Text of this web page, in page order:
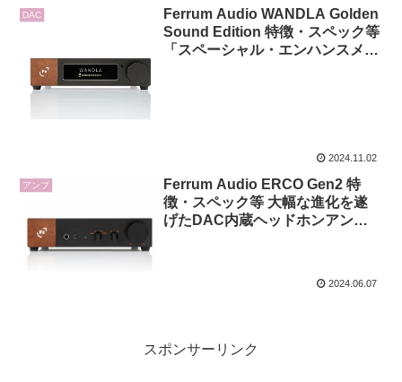
DAC
Ferrum Audio WANDLA Golden
Sound Edition 特徴・スペック等
「スペーシャル・エンハンスメン
2024.11.02
アンプ
Ferrum Audio ERCO Gen2 特
徴・スペック等 大幅な進化を遂
げたDAC内蔵ヘッドホンアンプ/
2024.06.07
スポンサーリンク